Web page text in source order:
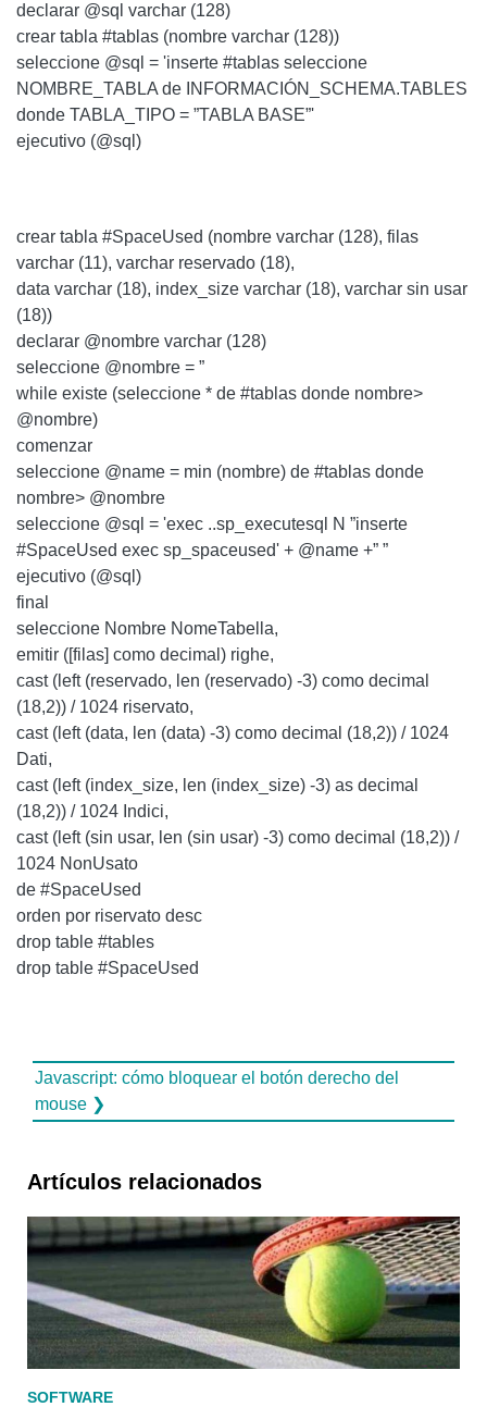
declarar @sql varchar (128)
crear tabla #tablas (nombre varchar (128))
seleccione @sql = 'inserte #tablas seleccione
NOMBRE_TABLA de INFORMACIÓN_SCHEMA.TABLES
donde TABLA_TIPO = ”TABLA BASE”'
ejecutivo (@sql)
crear tabla #SpaceUsed (nombre varchar (128), filas
varchar (11), varchar reservado (18),
data varchar (18), index_size varchar (18), varchar sin usar
(18))
declarar @nombre varchar (128)
seleccione @nombre = ”
while existe (seleccione * de #tablas donde nombre>
@nombre)
comenzar
seleccione @name = min (nombre) de #tablas donde
nombre> @nombre
seleccione @sql = 'exec ..sp_executesql N ”inserte
#SpaceUsed exec sp_spaceused' + @name +” ”
ejecutivo (@sql)
final
seleccione Nombre NomeTabella,
emitir ([filas] como decimal) righe,
cast (left (reservado, len (reservado) -3) como decimal
(18,2)) / 1024 riservato,
cast (left (data, len (data) -3) como decimal (18,2)) / 1024
Dati,
cast (left (index_size, len (index_size) -3) as decimal
(18,2)) / 1024 Indici,
cast (left (sin usar, len (sin usar) -3) como decimal (18,2)) /
1024 NonUsato
de #SpaceUsed
orden por riservato desc
drop table #tables
drop table #SpaceUsed
Javascript: cómo bloquear el botón derecho del
mouse ❯
Artículos relacionados
SOFTWARE